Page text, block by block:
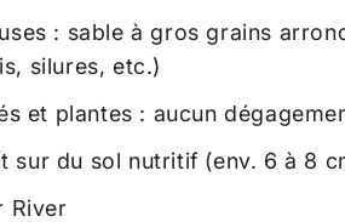
: sable à gros grains
silures, etc.)
et plantes : aucun
sur du sol nutritif (env. 6 à 8
River